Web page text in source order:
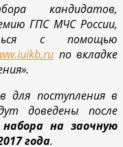
кандидатов,
ГПС МЧС России,
с помощью
по вкладке
для поступления в
доведены после
на заочную
года.